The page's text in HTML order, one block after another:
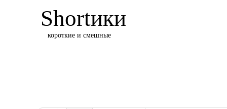
Shortики
короткие и смешные